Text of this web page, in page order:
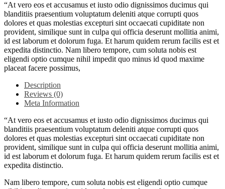
“At vero eos et accusamus et iusto odio dignissimos ducimus qui
blanditiis praesentium voluptatum deleniti atque corrupti quos
dolores et quas molestias excepturi sint occaecati cupiditate non
provident, similique sunt in culpa qui officia deserunt mollitia animi,
id est laborum et dolorum fuga. Et harum quidem rerum facilis est et
expedita distinctio. Nam libero tempore, cum soluta nobis est
eligendi optio cumque nihil impedit quo minus id quod maxime
placeat facere possimus,
Description
Reviews (0)
Meta Information
“At vero eos et accusamus et iusto odio dignissimos ducimus qui
blanditiis praesentium voluptatum deleniti atque corrupti quos
dolores et quas molestias excepturi sint occaecati cupiditate non
provident, similique sunt in culpa qui officia deserunt mollitia animi,
id est laborum et dolorum fuga. Et harum quidem rerum facilis est et
expedita distinctio.
Nam libero tempore, cum soluta nobis est eligendi optio cumque